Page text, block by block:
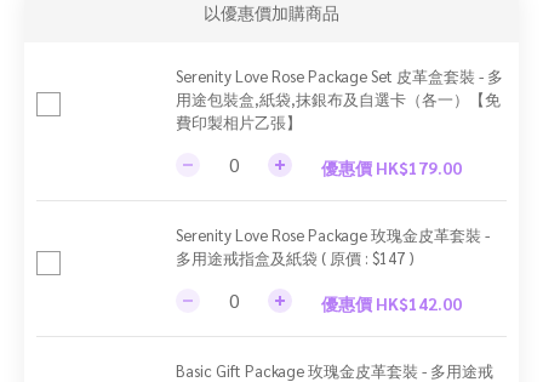
以優惠價加購商品
Serenity Love Rose Package Set 皮革盒套裝 - 多
用途包裝盒,紙袋,抹銀布及自選卡（各一）【免
費印製相片乙張】
優惠價 HK$179.00
Serenity Love Rose Package 玫瑰金皮革套裝 -
多用途戒指盒及紙袋 ( 原價 : $147 )
優惠價 HK$142.00
Basic Gift Package 玫瑰金皮革套裝 - 多用途戒